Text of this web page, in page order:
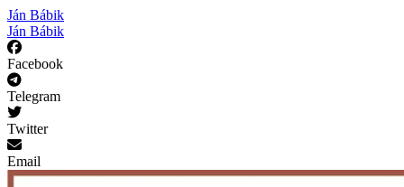
Ján Bábik
Ján Bábik
Facebook
Telegram
Twitter
Email